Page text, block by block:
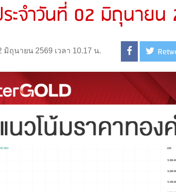
ระจำวันที่ 02 มิถุนายน
มิถุนายน 2569 เวลา 10.17 น.